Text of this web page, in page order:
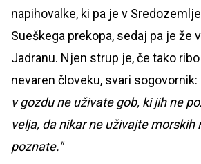
napihovalke, ki pa je v
Sueškega prekopa, sedaj pa je že
Jadranu. Njen strup je, če tako
nevaren človeku, svari sogovornik:
v gozdu ne uživate gob, ki jih ne
velja, da nikar ne uživajte morskih
poznate."